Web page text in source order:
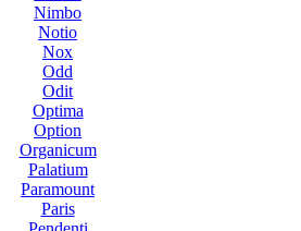
Nimbo
Notio
Nox
Odd
Odit
Optima
Option
Organicum
Palatium
Paramount
Paris